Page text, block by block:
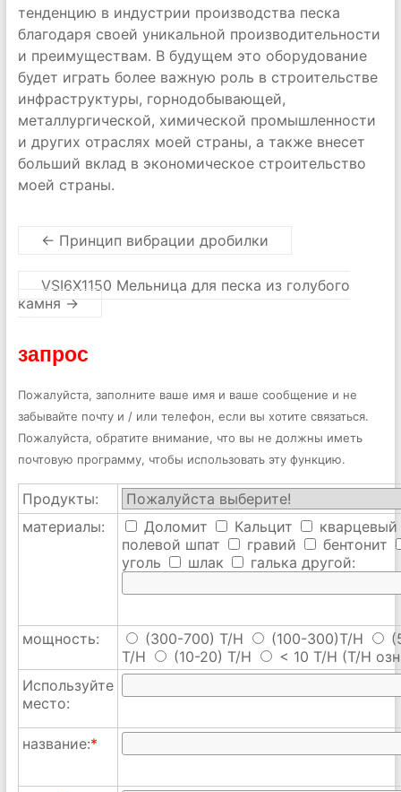
тенденцию в индустрии производства песка
благодаря своей уникальной производительности
и преимуществам. В будущем это оборудование
будет играть более важную роль в строительстве
инфраструктуры, горнодобывающей,
металлургической, химической промышленности
и других отраслях моей страны, а также внесет
больший вклад в экономическое строительство
моей страны.
← Принцип вибрации дробилки
VSI6X1150 Мельница для песка из голубого
камня →
запрос
Пожалуйста, заполните ваше имя и ваше сообщение и не
забывайте почту и / или телефон, если вы хотите связаться.
Пожалуйста, обратите внимание, что вы не должны иметь
почтовую программу, чтобы использовать эту функцию.
Продукты:
материалы:
Доломит Кальцит
кварцевый
полевой шпат
гравий
бентонит
уголь
шлак галька другой:
мощность: (300-700) T/H (100-300)T/H
T/H
(10-20) T/H < 10 T/H (T/H
Используйте
место:
название:*